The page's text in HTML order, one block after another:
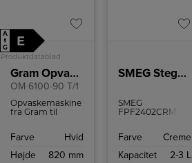
A
↑
G
E
Produktdatablad
Gram Opvaskemaskine
OM 6100-90 T/1
Opvaskemaskine
fra Gram til
kuverter.
Farve
Hvid
Højde
820 mm
SMEG Stegepande FPF2402CRM
SMEG
FPF2402CRM er
creme med
design. Koldstøbt
Farve
Creme
Kapacitet
2-3 L